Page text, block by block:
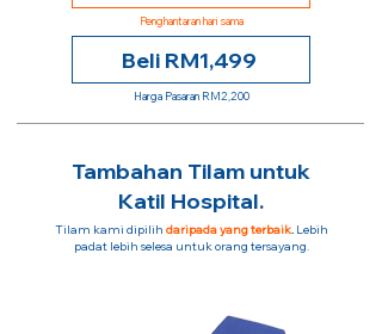
Penghantaran hari sama
Beli RM1,499
Harga Pasaran RM2,200
Tambahan Tilam untuk
Katil Hospital.
Tilam kami dipilih daripada yang terbaik.Lebih
padat lebih selesa untuk orang tersayang.